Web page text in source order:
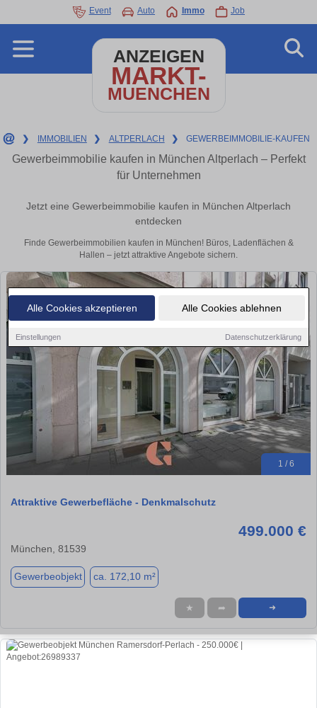
Alle Cookies akzeptieren Alle Cookies ablehnen
Einstellungen Datenschutzerklärung
Event Auto Immo Job
ANZEIGEN
MARKT-
MUENCHEN
❯ IMMOBILIEN ❯ ALTPERLACH ❯ GEWERBEIMMOBILIE-KAUFEN
Gewerbeimmobilie kaufen in München Altperlach – Perfekt
für Unternehmen
Jetzt eine Gewerbeimmobilie kaufen in München Altperlach
entdecken
Finde Gewerbeimmobilien kaufen in München! Büros, Ladenflächen &
Hallen – jetzt attraktive Angebote sichern.
1 / 6
Attraktive Gewerbefläche - Denkmalschutz
499.000 €
München, 81539
Gewerbeobjekt ca. 172,10 m²
★ ➦ ➜